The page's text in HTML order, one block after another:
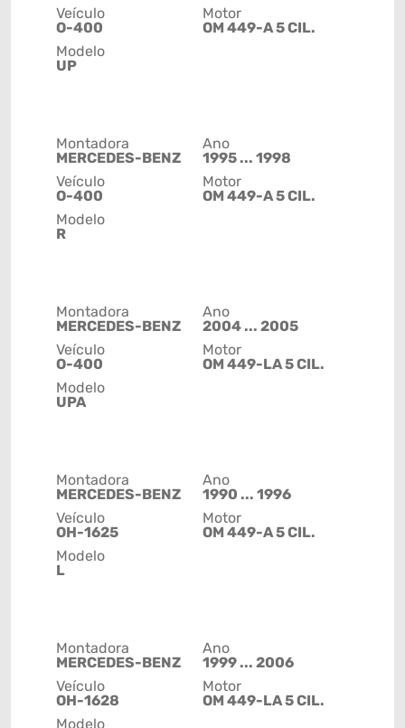
Veículo
O-400
Modelo
UP
Motor
OM 449-A 5 CIL.
Montadora
MERCEDES-BENZ
Veículo
O-400
Modelo
R
Ano
1995 ... 1998
Motor
OM 449-A 5 CIL.
Montadora
MERCEDES-BENZ
Veículo
O-400
Modelo
UPA
Ano
2004 ... 2005
Motor
OM 449-LA 5 CIL.
Montadora
MERCEDES-BENZ
Veículo
OH-1625
Modelo
L
Ano
1990 ... 1996
Motor
OM 449-A 5 CIL.
Montadora
MERCEDES-BENZ
Veículo
OH-1628
Modelo
Ano
1999 ... 2006
Motor
OM 449-LA 5 CIL.